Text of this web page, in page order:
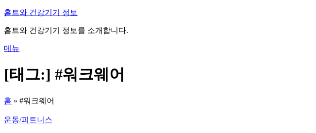
내
으
바
기
홈트와 건강기기 정보
홈트와 건강기기 정보를 소개합니다.
메뉴
[태그:] #워크웨어
홈 » #워크웨어
운동/피트니스